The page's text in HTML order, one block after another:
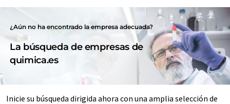
¿Aún no ha encontrado la empresa adecuada?
La búsqueda de empresas de
quimica.es
Inicie su búsqueda dirigida ahora con una amplia selección de